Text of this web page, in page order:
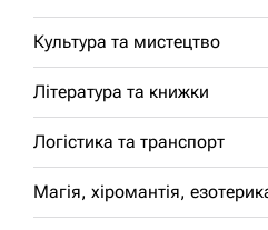
Культура та мистецтво
Література та книжки
Логістика та транспорт
Магія, хіромантія,